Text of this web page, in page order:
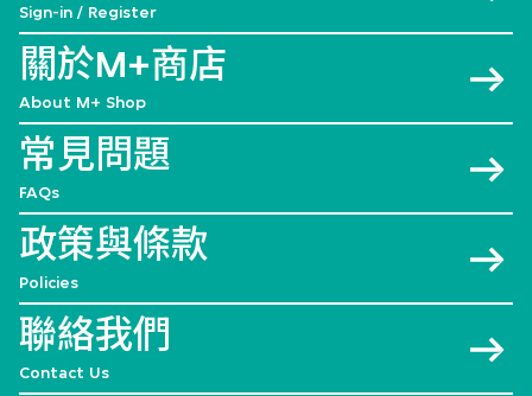
Sign-in / Register
關於M+商店
About M+ Shop
常見問題
FAQs
政策與條款
Policies
聯絡我們
Contact Us